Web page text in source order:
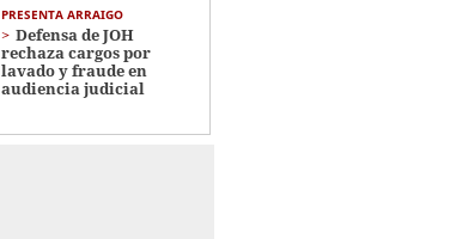
PRESENTA ARRAIGO
Defensa de JOH
rechaza cargos por
lavado y fraude en
audiencia judicial